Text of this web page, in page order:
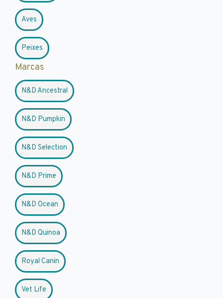
Aves
Peixes
Marcas
N&D Ancestral
N&D Pumpkin
N&D Selection
N&D Prime
N&D Ocean
N&D Quinoa
Royal Canin
Vet Life